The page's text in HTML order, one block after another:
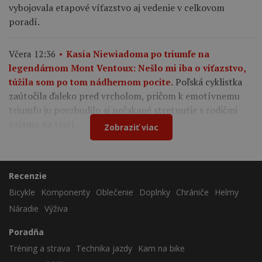
vybojovala etapové víťazstvo aj vedenie v celkovom
poradí.
Včera 12:36
Kasia Niewiadoma po triumfe na
legendárnom Mont Ventoux: Nešlo mi iba o víťazstvo,
túžila som po tom nádhernom pocite. Poľská cyklistka
zaútočila ďaleko pred vrcholom, pričom k emotívnemu
triumfu ju povzbudilo aj nečakané stretnutie s rodičmi
Zobraziť viac
Recenzie
Bicykle
Komponenty Oblečenie Doplnky Chrániče
Helmy
Náradie Výživa
Poradňa
Tréning a strava
Technika jazdy
Kam na bike